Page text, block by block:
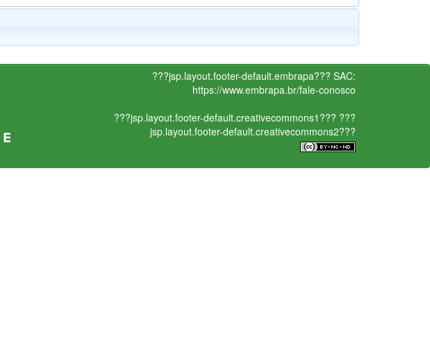
???jsp.layout.footer-default.embrapa??? SAC:
https://www.embrapa.br/fale-conosco
???jsp.layout.footer-default.creativecommons1??? ???
jsp.layout.footer-default.creativecommons2???